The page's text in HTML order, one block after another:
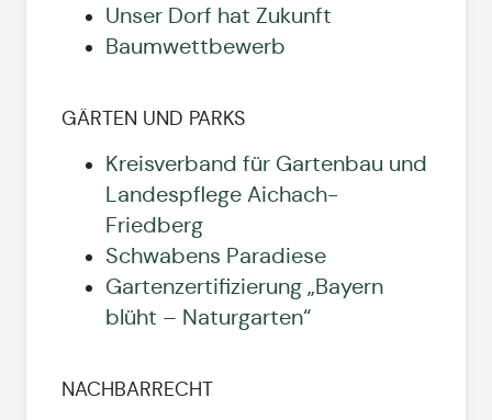
Unser Dorf hat Zukunft
Baumwettbewerb
GÄRTEN UND PARKS
Kreisverband für Gartenbau und
Landespflege Aichach-
Friedberg
Schwabens Paradiese
Gartenzertifizierung „Bayern
blüht – Naturgarten“
NACHBARRECHT